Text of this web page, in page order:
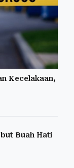
Kecelakaan,
Buah Hati